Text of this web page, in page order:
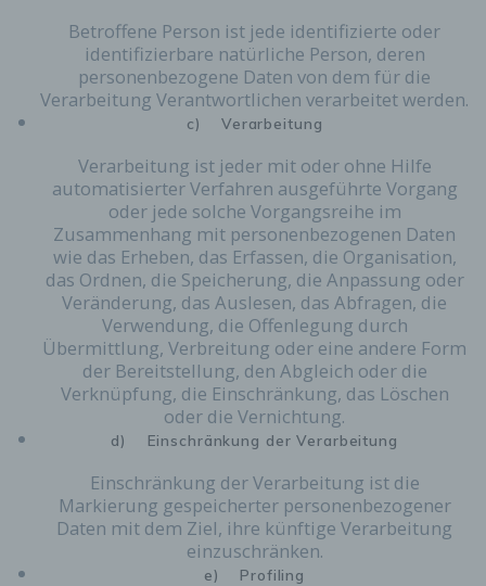
Betroffene Person ist jede identifizierte oder
identifizierbare natürliche Person, deren
personenbezogene Daten von dem für die
Verarbeitung Verantwortlichen verarbeitet werden.
c) Verarbeitung
Verarbeitung ist jeder mit oder ohne Hilfe
automatisierter Verfahren ausgeführte Vorgang
oder jede solche Vorgangsreihe im
Zusammenhang mit personenbezogenen Daten
wie das Erheben, das Erfassen, die Organisation,
das Ordnen, die Speicherung, die Anpassung oder
Veränderung, das Auslesen, das Abfragen, die
Verwendung, die Offenlegung durch
Übermittlung, Verbreitung oder eine andere Form
der Bereitstellung, den Abgleich oder die
Verknüpfung, die Einschränkung, das Löschen
oder die Vernichtung.
d) Einschränkung der Verarbeitung
Einschränkung der Verarbeitung ist die
Markierung gespeicherter personenbezogener
Daten mit dem Ziel, ihre künftige Verarbeitung
einzuschränken.
e) Profiling